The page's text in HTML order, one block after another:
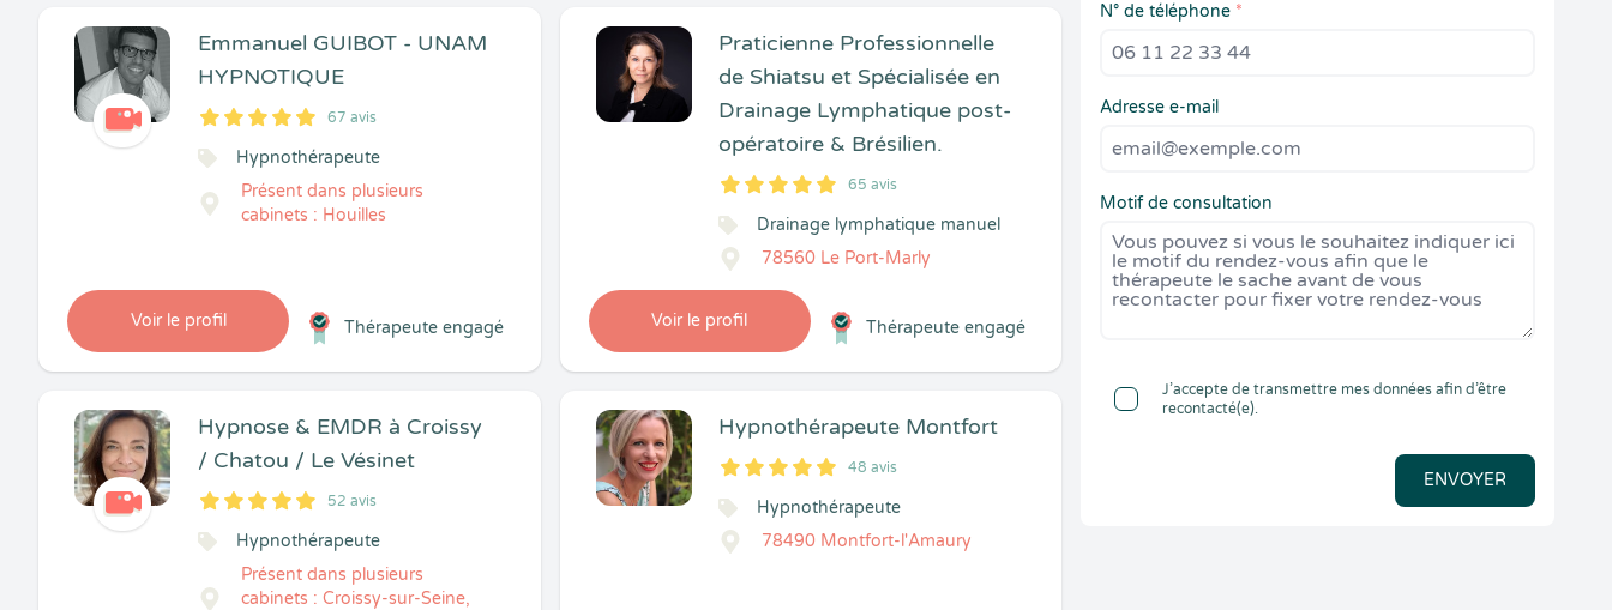
Emmanuel GUIBOT - UNAM
HYPNOTIQUE
5
1
5
67 67 avis
Hypnothérapeute
Présent dans plusieurs
cabinets : Houilles
Voir le profil Thérapeute engagé
Praticienne Professionnelle
de Shiatsu et Spécialisée en
Drainage Lymphatique post-
opératoire & Brésilien.
5
1
5
65 65 avis
Drainage lymphatique manuel
78560 Le Port-Marly
Voir le profil Thérapeute engagé
Hypnose & EMDR à Croissy
/ Chatou / Le Vésinet
5
1
5
52 52 avis
Hypnothérapeute
Présent dans plusieurs
cabinets : Croissy-sur-Seine,
Hypnothérapeute Montfort
5
1
5
48 48 avis
Hypnothérapeute
78490 Montfort-l'Amaury
N° de téléphone *
Adresse e-mail
Motif de consultation
J’accepte de transmettre mes données afin d’être
recontacté(e).
ENVOYER